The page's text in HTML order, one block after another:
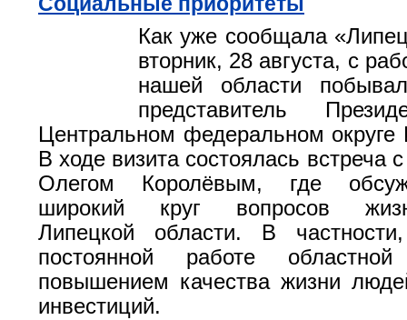
Как уже сообщала
вторник, 28 августа, с
нашей области
представитель
Центральном федеральном округе
В ходе визита состоялась встреча
Олегом Королёвым, где
широкий круг вопросов
Липецкой области. В
постоянной работе
повышением качества жизни
инвестиций.